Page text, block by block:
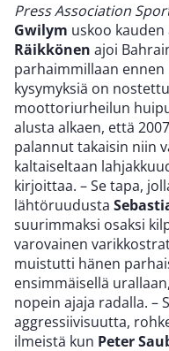
Press Association
Gwilym uskoo
Räikkönen ajoi
parhaimmillaan ennen
kysymyksiä on
moottoriurheilun
alusta alkaen, että
palannut takaisin niin
kaltaiseltaan
kirjoittaa. – Se tapa,
lähtöruudusta
suurimmaksi osaksi
varovainen
muistutti hänen
ensimmäisellä
nopein ajaja radalla. –
aggressiivisuutta,
ilmeistä kun Peter